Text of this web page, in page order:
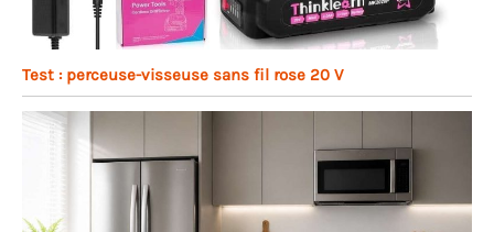
Test : perceuse-visseuse sans fil rose 20 V